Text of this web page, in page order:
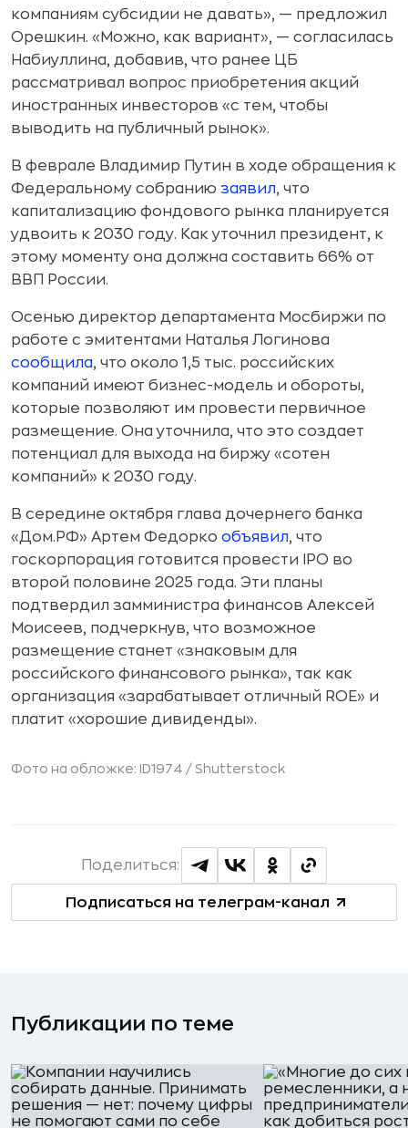
компаниям субсидии не давать», — предложил
Орешкин. «Можно, как вариант», — согласилась
Набиуллина, добавив, что ранее ЦБ
рассматривал вопрос приобретения акций
иностранных инвесторов «с тем, чтобы
выводить на публичный рынок».
В феврале Владимир Путин в ходе обращения к
Федеральному собранию заявил, что
капитализацию фондового рынка планируется
удвоить к 2030 году. Как уточнил президент, к
этому моменту она должна составить 66% от
ВВП России.
Осенью директор департамента Мосбиржи по
работе с эмитентами Наталья Логинова
сообщила, что около 1,5 тыс. российских
компаний имеют бизнес-модель и обороты,
которые позволяют им провести первичное
размещение. Она уточнила, что это создает
потенциал для выхода на биржу «сотен
компаний» к 2030 году.
В середине октября глава дочернего банка
«Дом.РФ» Артем Федорко объявил, что
госкорпорация готовится провести IPO во
второй половине 2025 года. Эти планы
подтвердил замминистра финансов Алексей
Моисеев, подчеркнув, что возможное
размещение станет «знаковым для
российского финансового рынка», так как
организация «зарабатывает отличный ROE» и
платит «хорошие дивиденды».
Фото на обложке: ID1974 / Shutterstock
Подписаться на телеграм-канал
Поделиться:
Публикации по теме